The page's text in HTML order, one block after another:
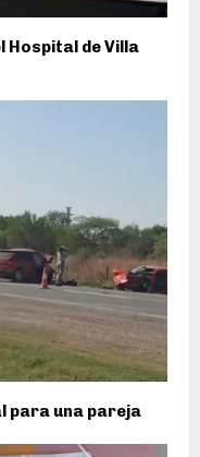
Hospital de Villa
para una pareja